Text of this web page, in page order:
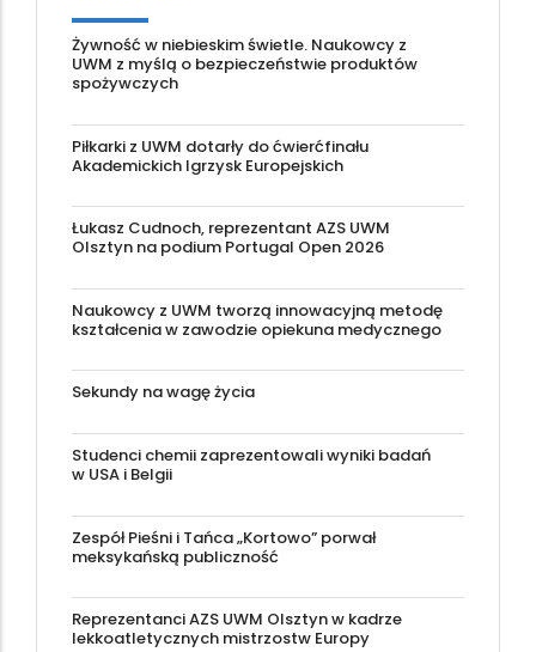
Żywność w niebieskim świetle. Naukowcy z
UWM z myślą o bezpieczeństwie produktów
spożywczych
Piłkarki z UWM dotarły do ćwierćfinału
Akademickich Igrzysk Europejskich
Łukasz Cudnoch, reprezentant AZS UWM
Olsztyn na podium Portugal Open 2026
Naukowcy z UWM tworzą innowacyjną metodę
kształcenia w zawodzie opiekuna medycznego
Sekundy na wagę życia
Studenci chemii zaprezentowali wyniki badań
w USA i Belgii
Zespół Pieśni i Tańca „Kortowo” porwał
meksykańską publiczność
Reprezentanci AZS UWM Olsztyn w kadrze
lekkoatletycznych mistrzostw Europy